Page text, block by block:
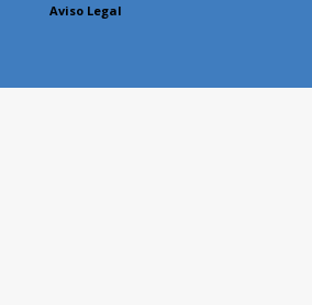
Aviso Legal